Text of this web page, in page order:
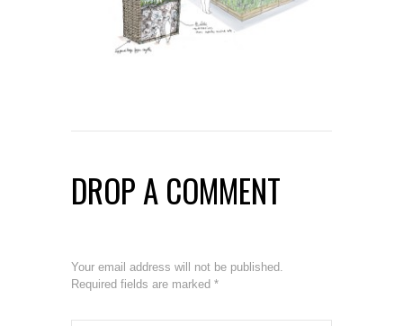
DROP A COMMENT
Your email address will not be published.
Required fields are marked *